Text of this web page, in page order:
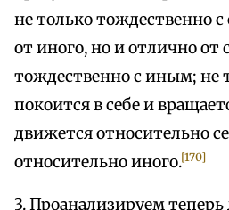
не только тождественно
от иного, но и отлично от
тождественно с иным; не
покоится в себе и
движется относительно
относительно иного.[170]
3. Проанализируем